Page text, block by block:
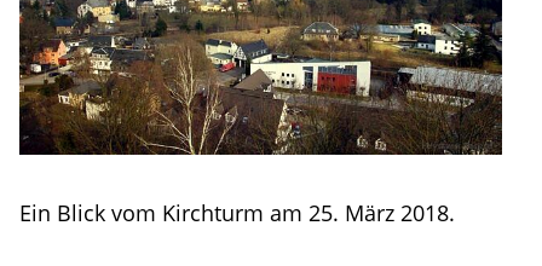
Ein Blick vom Kirchturm am 25. März 2018.